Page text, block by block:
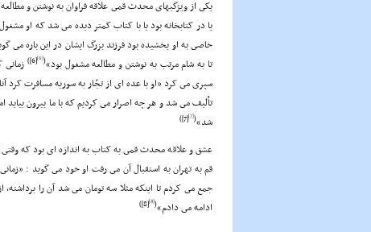
یکى از ویژگیهاى محدث قمى علاقه فراوان به نوشتن و
یا در کتابخانه بود یا با کتاب کمتر دیده مى شد که او
خاصى به او بخشیده بود فرزند بزرگ ایشان در این باره مى
تا به شام مرتب به نوشتن و مطالعه مشغول بود»(
[6]
[6])
سپرى مى کرد «او با عده اى از تجّار به سوریه مسافرت
تألیف مى شد و هر چه اصرار مى کردیم که با ما بیرون
شد»(
[7]
[7])
عشق و علاقه محدث قمى به کتاب به اندازه اى بود که
قم به تهران به استقبال آن مى رفت او خود مى گوید :
جمع مى کردم تا اینکه مثلا سه تومان مى شد آن را
ادامه مى دادم»(
[8]
[8])